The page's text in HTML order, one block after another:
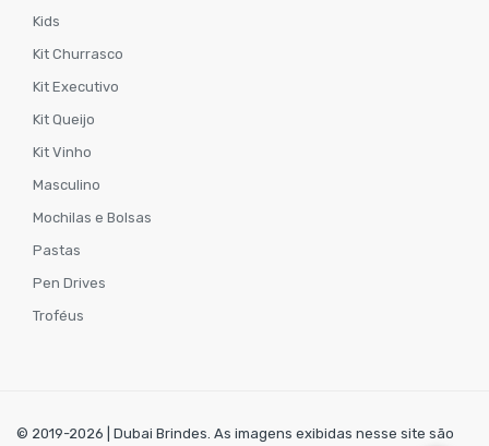
Kids
Kit Churrasco
Kit Executivo
Kit Queijo
Kit Vinho
Masculino
Mochilas e Bolsas
Pastas
Pen Drives
Troféus
© 2019-2026 | Dubai Brindes. As imagens exibidas nesse site são